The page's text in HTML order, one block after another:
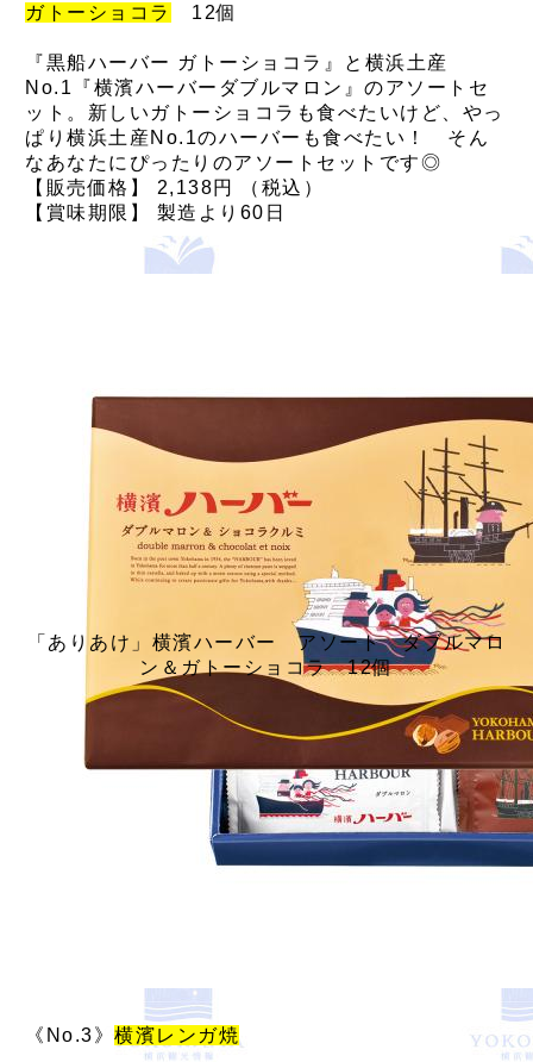
ガトーショコラ
12個
『黒船ハーバー ガトーショコラ』と横浜土産
No.1『横濱ハーバーダブルマロン』のアソートセ
ット。新しいガトーショコラも食べたいけど、やっ
ぱり横浜土産No.1のハーバーも食べたい！ そん
なあなたにぴったりのアソートセットです◎
【販売価格】 2,138円 （税込）
【賞味期限】 製造より60日
「ありあけ」横濱ハーバー アソート ダブルマロ
ン＆ガトーショコラ 12個
《No.3》横濱レンガ焼